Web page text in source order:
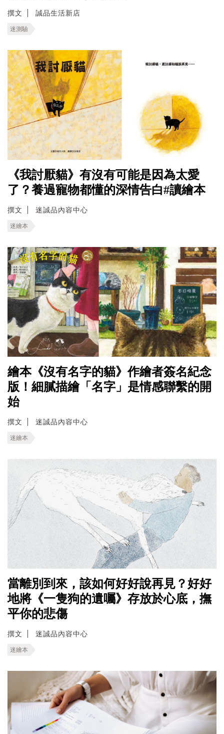
撰文 誠品生活新店
迷測驗
《我討厭貓》有沒有可能是因為太愛
了？養過寵物都懂的深情告白#讀繪本
撰文 迷誠品內容中心
迷繪本
繪本《沒有名字的貓》作繪者簽名紀念
版！細膩描繪「名字」是情感聯繫的開
始
撰文 迷誠品內容中心
迷繪本
當離別到來，該如何好好說再見？好好
地將《一隻狗的遺囑》存放於心底，撫
平你的悲傷
撰文 迷誠品內容中心
迷繪本